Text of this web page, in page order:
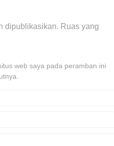
dipublikasikan. Ruas yang
web saya pada peramban ini